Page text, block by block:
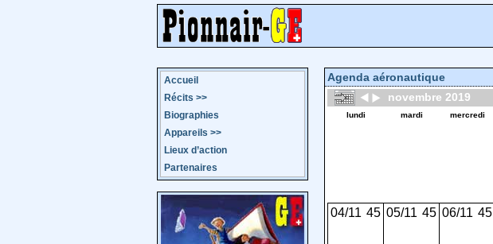
Accueil
Récits >>
Biographies
Appareils >>
Lieux d’action
Partenaires
Agenda aéronautique
novembre 2019
lundi mardi mercredi
04/11 45 05/11 45 06/11 45